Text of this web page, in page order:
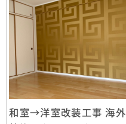
和室→洋室改装工事 海外